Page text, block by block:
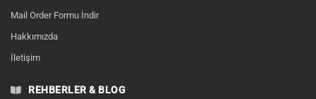
Mail Order Formu İndir
Hakkımızda
İletişim
REHBERLER & BLOG